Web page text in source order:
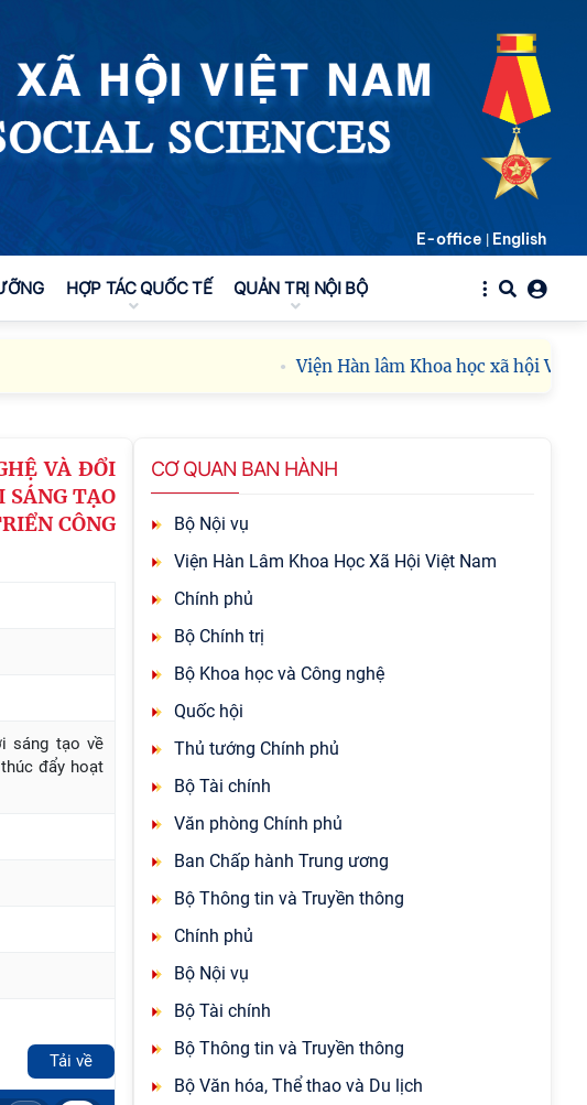
E-office | English
HỢP TÁC QUỐC TẾ QUẢN TRỊ NỘI BỘ
Viện Hàn lâm Khoa học xã hội Việt
VÀ ĐỔI
SÁNG TẠO
CÔNG
sáng tạo về
đẩy hoạt
Tải về
CƠ QUAN BAN HÀNH
Bộ Nội vụ
Viện Hàn Lâm Khoa Học Xã Hội Việt Nam
Chính phủ
Bộ Chính trị
Bộ Khoa học và Công nghệ
Quốc hội
Thủ tướng Chính phủ
Bộ Tài chính
Văn phòng Chính phủ
Ban Chấp hành Trung ương
Bộ Thông tin và Truyền thông
Chính phủ
Bộ Nội vụ
Bộ Tài chính
Bộ Thông tin và Truyền thông
Bộ Văn hóa, Thể thao và Du lịch